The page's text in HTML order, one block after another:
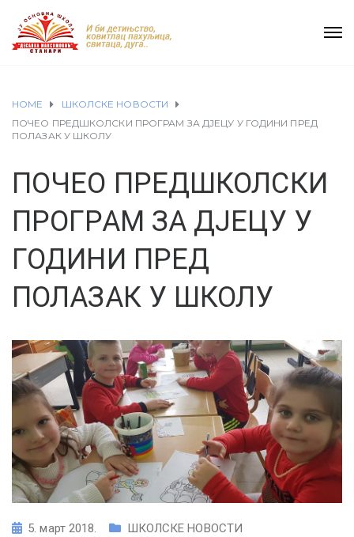
HOME
ШКОЛСКЕ НОВОСТИ
ПОЧЕО ПРЕДШКОЛСКИ ПРОГРАМ ЗА ДЈЕЦУ У ГОДИНИ ПРЕД
ПОЛАЗАК У ШКОЛУ
ПОЧЕО ПРЕДШКОЛСКИ
ПРОГРАМ ЗА ДЈЕЦУ У
ГОДИНИ ПРЕД
ПОЛАЗАК У ШКОЛУ
5. март 2018. ШКОЛСКЕ НОВОСТИ